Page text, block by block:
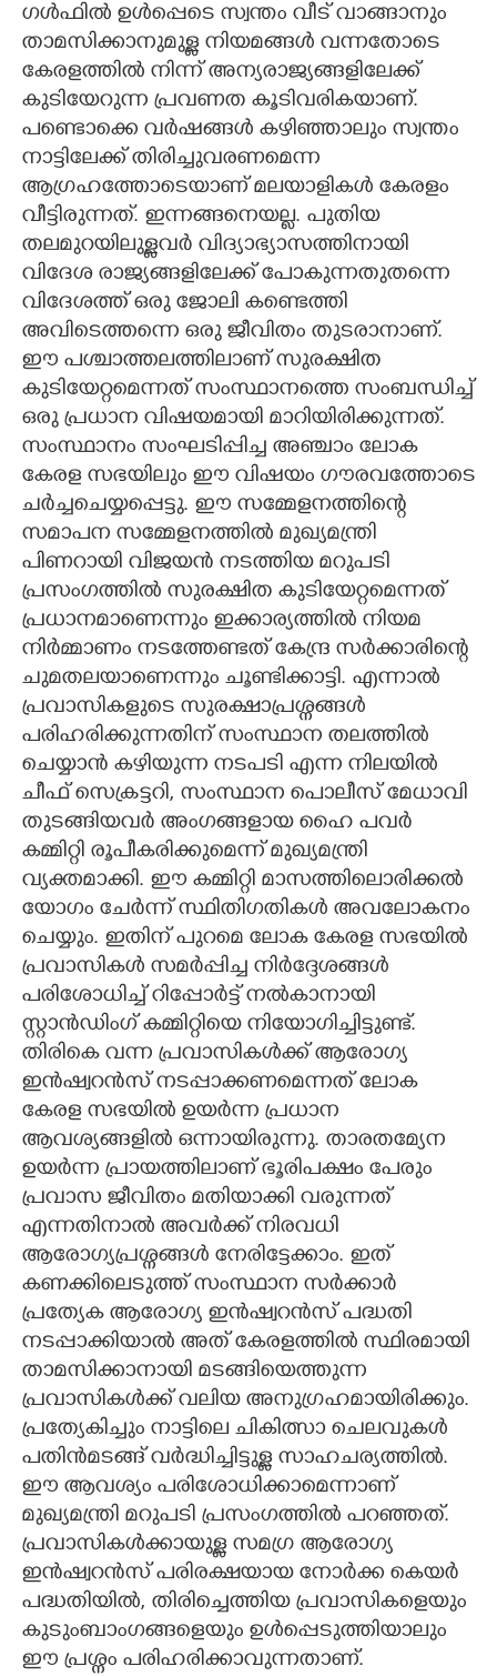
CARTOONS
LITERATURE
CONTACT US
ഗൾഫിൽ ഉൾപ്പെടെ സ്വന്തം വീട് വാങ്ങാനും
താമസിക്കാനുമുള്ള നിയമങ്ങൾ വന്നതോടെ
കേരളത്തിൽ നിന്ന് അന്യരാജ്യങ്ങളിലേക്ക്
കുടിയേറുന്ന പ്രവണത കൂടിവരികയാണ്.
പണ്ടൊക്കെ വർഷങ്ങൾ കഴിഞ്ഞാലും സ്വന്തം
നാട്ടിലേക്ക് തിരിച്ചുവരണമെന്ന
ആഗ്രഹത്തോടെയാണ് മലയാളികൾ കേരളം
വീട്ടിരുന്നത്. ഇന്നങ്ങനെയല്ല. പുതിയ
തലമുറയിലുള്ളവർ വിദ്യാഭ്യാസത്തിനായി
വിദേശ രാജ്യങ്ങളിലേക്ക് പോകുന്നതുതന്നെ
വിദേശത്ത് ഒരു ജോലി കണ്ടെത്തി
അവിടെത്തന്നെ ഒരു ജീവിതം തുടരാനാണ്.
ഈ പശ്ചാത്തലത്തിലാണ് സുരക്ഷിത
കുടിയേറ്റമെന്നത് സംസ്ഥാനത്തെ സംബന്ധിച്ച്
ഒരു പ്രധാന വിഷയമായി മാറിയിരിക്കുന്നത്.
സംസ്ഥാനം സംഘടിപ്പിച്ച അഞ്ചാം ലോക
കേരള സഭയിലും ഈ വിഷയം ഗൗരവത്തോടെ
ചർച്ചചെയ്യപ്പെട്ടു. ഈ സമ്മേളനത്തിന്റെ
സമാപന സമ്മേളനത്തിൽ മുഖ്യമന്ത്രി
പിണറായി വിജയൻ നടത്തിയ മറുപടി
പ്രസംഗത്തിൽ സുരക്ഷിത കുടിയേറ്റമെന്നത്
പ്രധാനമാണെന്നും ഇക്കാര്യത്തിൽ നിയമ
നിർമ്മാണം നടത്തേണ്ടത് കേന്ദ്ര സർക്കാരിന്റെ
ചുമതലയാണെന്നും ചൂണ്ടിക്കാട്ടി. എന്നാൽ
പ്രവാസികളുടെ സുരക്ഷാപ്രശ്നങ്ങൾ
പരിഹരിക്കുന്നതിന് സംസ്ഥാന തലത്തിൽ
ചെയ്യാൻ കഴിയുന്ന നടപടി എന്ന നിലയിൽ
ചീഫ് സെക്രട്ടറി, സംസ്ഥാന പൊലീസ് മേധാവി
തുടങ്ങിയവർ അംഗങ്ങളായ ഹൈ പവർ
കമ്മിറ്റി രൂപീകരിക്കുമെന്ന് മുഖ്യമന്ത്രി
വ്യക്തമാക്കി. ഈ കമ്മിറ്റി മാസത്തിലൊരിക്കൽ
യോഗം ചേർന്ന് സ്ഥിതിഗതികൾ അവലോകനം
ചെയ്യും. ഇതിന് പുറമെ ലോക കേരള സഭയിൽ
പ്രവാസികൾ സമർപ്പിച്ച നിർദ്ദേശങ്ങൾ
പരിശോധിച്ച് റിപ്പോർട്ട് നൽകാനായി
സ്റ്റാൻഡിംഗ് കമ്മിറ്റിയെ നിയോഗിച്ചിട്ടുണ്ട്.
തിരികെ വന്ന പ്രവാസികൾക്ക് ആരോഗ്യ
ഇൻഷ്വറൻസ് നടപ്പാക്കണമെന്നത് ലോക
കേരള സഭയിൽ ഉയർന്ന പ്രധാന
ആവശ്യങ്ങളിൽ ഒന്നായിരുന്നു. താരതമ്യേന
ഉയർന്ന പ്രായത്തിലാണ് ഭൂരിപക്ഷം പേരും
പ്രവാസ ജീവിതം മതിയാക്കി വരുന്നത്
എന്നതിനാൽ അവർക്ക് നിരവധി
ആരോഗ്യപ്രശ്നങ്ങൾ നേരിട്ടേക്കാം. ഇത്
കണക്കിലെടുത്ത് സംസ്ഥാന സർക്കാർ
പ്രത്യേക ആരോഗ്യ ഇൻഷ്വറൻസ് പദ്ധതി
നടപ്പാക്കിയാൽ അത് കേരളത്തിൽ സ്ഥിരമായി
താമസിക്കാനായി മടങ്ങിയെത്തുന്ന
പ്രവാസികൾക്ക് വലിയ അനുഗ്രഹമായിരിക്കും.
പ്രത്യേകിച്ചും നാട്ടിലെ ചികിത്സാ ചെലവുകൾ
പതിൻമടങ്ങ് വർദ്ധിച്ചിട്ടുള്ള സാഹചര്യത്തിൽ.
ഈ ആവശ്യം പരിശോധിക്കാമെന്നാണ്
മുഖ്യമന്ത്രി മറുപടി പ്രസംഗത്തിൽ പറഞ്ഞത്.
പ്രവാസികൾക്കായുള്ള സമഗ്ര ആരോഗ്യ
ഇൻഷ്വറൻസ് പരിരക്ഷയായ നോർക്ക കെയർ
പദ്ധതിയിൽ, തിരിച്ചെത്തിയ പ്രവാസികളെയും
കുടുംബാംഗങ്ങളെയും ഉൾപ്പെടുത്തിയാലും
ഈ പ്രശ്നം പരിഹരിക്കാവുന്നതാണ്.